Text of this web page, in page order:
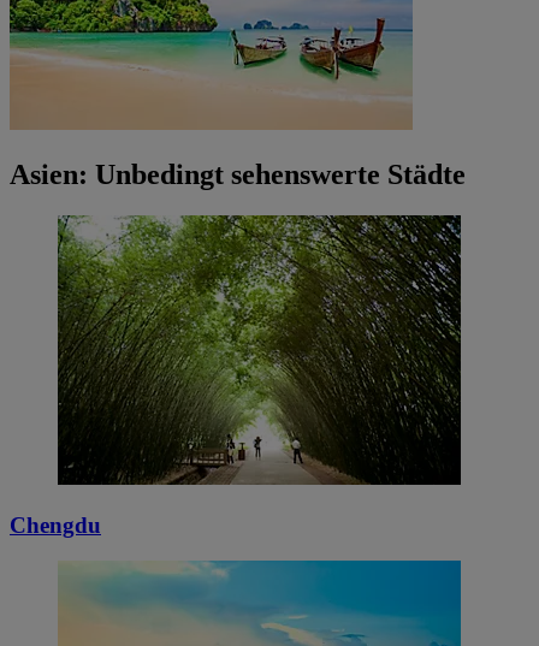
Asien: Unbedingt sehenswerte Städte
Chengdu